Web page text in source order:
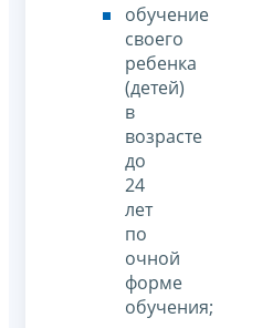
обучение
своего
ребенка
(детей)
в
возрасте
до
24
лет
по
очной
форме
обучения;